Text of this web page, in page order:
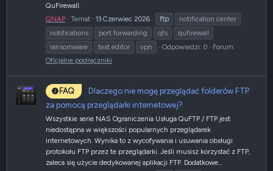
QuFirewall.
QNAP
Temat 13 Czerwiec 2026 ftp
notification center
notifications
port forwarding qts
qufirewall
ransomware
text editor vpn Odpowiedzi: 0
Forum:
Oficjalne podręczniki
FAQ
Dlaczego nie mogę przeglądać folderów FTP
za pomocą przeglądarki internetowej?
Wszystkie serie NAS Ograniczenia Usługa QuFTP / FTP jest
niedostępna w większości popularnych przeglądarek
internetowych. Wynika to z wycofywania i usuwania obsługi
protokołu FTP przez te przeglądarki. Jeśli musisz korzystać z FTP,
zaleca się użycie dedykowanej aplikacji FTP. Dodatkowe...